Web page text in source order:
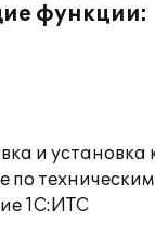
функции:
и
по
1С:ИТС